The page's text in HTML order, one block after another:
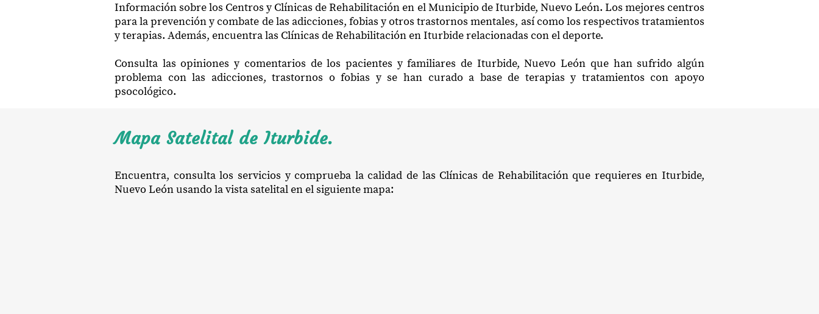
Información sobre los Centros y Clínicas de Rehabilitación en el Municipio de Iturbide, Nuevo León. Los mejores centros
para la prevención y combate de las adicciones, fobias y otros trastornos mentales, así como los respectivos tratamientos
y terapias. Además, encuentra las Clínicas de Rehabilitación en Iturbide relacionadas con el deporte.
Consulta las opiniones y comentarios de los pacientes y familiares de Iturbide, Nuevo León que han sufrido algún
problema con las adicciones, trastornos o fobias y se han curado a base de terapias y tratamientos con apoyo
psocológico.
Mapa Satelital de Iturbide.
Encuentra, consulta los servicios y comprueba la calidad de las Clínicas de Rehabilitación que requieres en Iturbide,
Nuevo León usando la vista satelital en el siguiente mapa: